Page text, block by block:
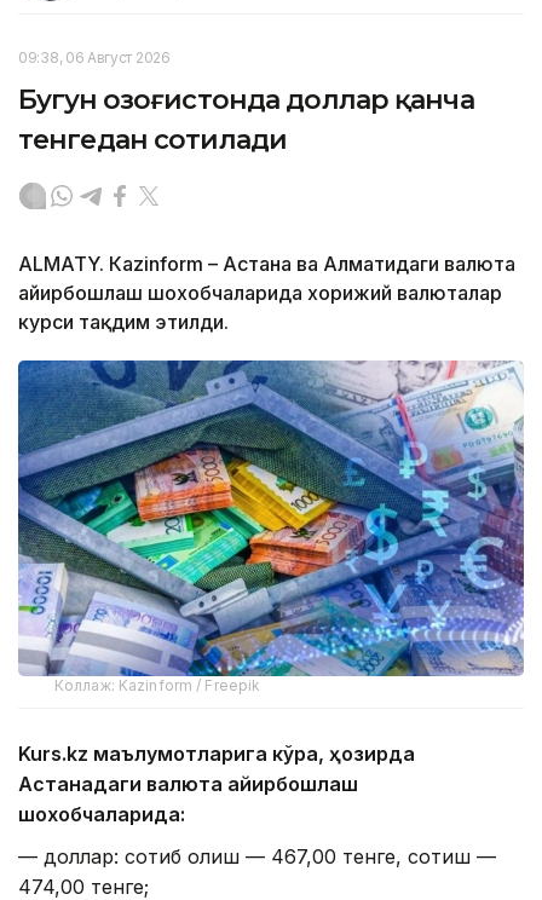
09:38, 06 Август 2026
Бугун Қозоғистонда доллар қанча
тенгедан сотилади
ALMATY. Кazinform – Астана ва Алматидаги валюта
айирбошлаш шохобчаларида хорижий валюталар
курси тақдим этилди.
Коллаж: Kazinform / Freepik
Kurs.kz маълумотларига кўра, ҳозирда
Астанадаги валюта айирбошлаш
шохобчаларида:
— доллар: сотиб олиш — 467,00 тенге, сотиш —
474,00 тенге;